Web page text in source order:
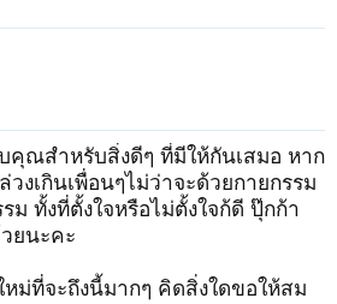
คุณสำหรับสิ่งดีๆ ที่มีให้กันเสมอ หาก
วงเกินเพื่อนๆไม่ว่าจะด้วยกายกรรม
ม ทั้งที่ตั้งใจหรือไม่ตั้งใจก้ดี ปุ๊กก้า
ยนะคะ
ม่ที่จะถึงนี้มากๆ คิดสิ่งใดขอให้สม